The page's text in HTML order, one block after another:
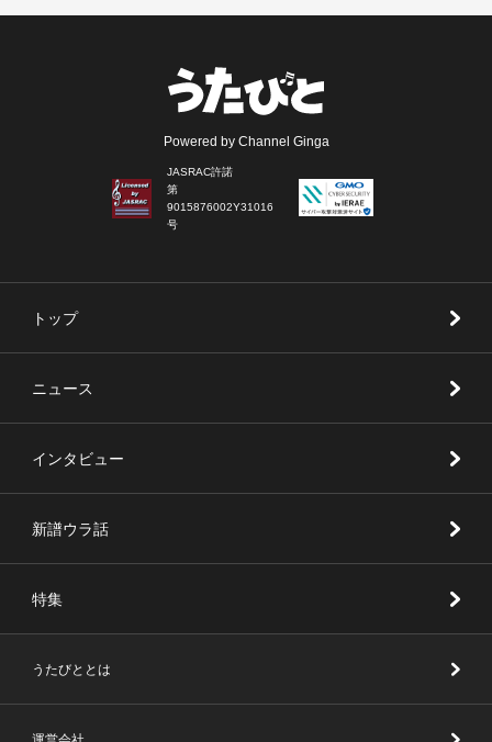
Powered by Channel Ginga
JASRAC許諾
第
9015876002Y31016
号
トップ
ニュース
インタビュー
新譜ウラ話
特集
うたびととは